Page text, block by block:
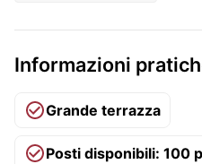
Informazioni
Grande terrazza
Posti disponibili: 100